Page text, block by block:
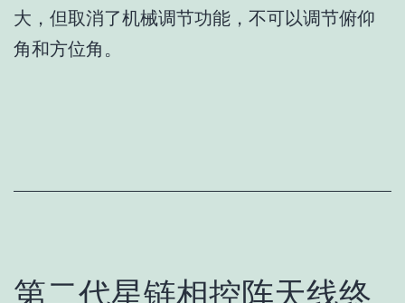
大，但取消了机械调节功能，不可以调节俯仰
角和方位角。
第二代星链相控阵天线终